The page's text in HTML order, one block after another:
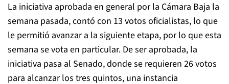
La iniciativa aprobada en general por la Cámara Baja la
semana pasada, contó con 13 votos oficialistas, lo que
le permitió avanzar a la siguiente etapa, por lo que esta
semana se vota en particular. De ser aprobada, la
iniciativa pasa al Senado, donde se requieren 26 votos
para alcanzar los tres quintos, una instancia